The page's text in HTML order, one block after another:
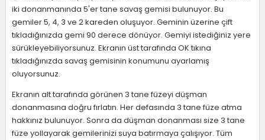
iki donanmanında 5'er tane savaş gemisi bulunuyor. Bu
gemiler 5, 4, 3 ve 2 kareden oluşuyor. Geminin üzerine çift
tıkladığınızda gemi 90 derece dönüyor. Gemiyi istediğiniz yere
sürükleyebiliyorsunuz. Ekranın üst tarafında OK tıkına
tıkladığınızda savaş gemisinin konumunu ayarlamış
oluyorsunuz.
Ekranın alt tarafında görünen 3 tane füzeyi düşman
donanmasına doğru fırlatın. Her defasında 3 tane füze atma
hakkınız bulunuyor. Sonra da düşman donanması size 3 tane
füze yollayarak gemilerinizi suya batırmaya çalışıyor. Tüm